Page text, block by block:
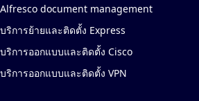
Alfresco document management
บริการย้ายและติดตั้ง Express
บริการออกแบบและติดตั้ง Cisco
บริการออกแบบและติดตั้ง VPN